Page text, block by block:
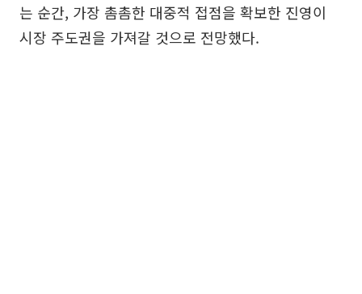
는 순간, 가장 촘촘한 대중적 접점을 확보한 진영이
시장 주도권을 가져갈 것으로 전망했다.